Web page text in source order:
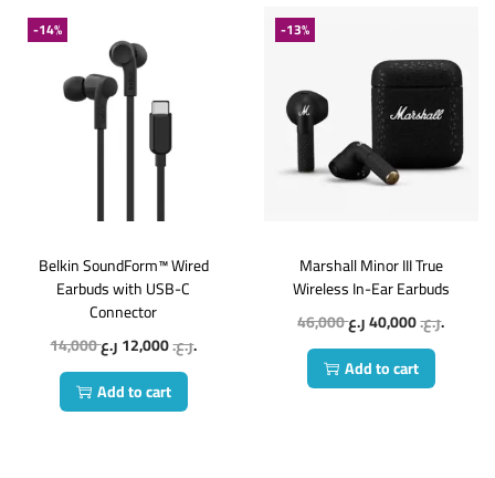
-14%
Belkin SoundForm™ Wired
Earbuds with USB-C
Connector
14,000
ر.ع.12,000
ر.ع.
Add to cart
-13%
Marshall Minor III True
Wireless In-Ear Earbuds
46,000
ر.ع.40,000
ر.ع.
Add to cart